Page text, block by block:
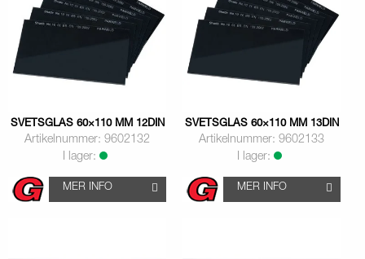
SVETSGLAS 60×110 MM 12DIN
Artikelnummer: 9602132
I lager:
MER INFO
SVETSGLAS 60×110 MM 13DIN
Artikelnummer: 9602133
I lager:
MER INFO